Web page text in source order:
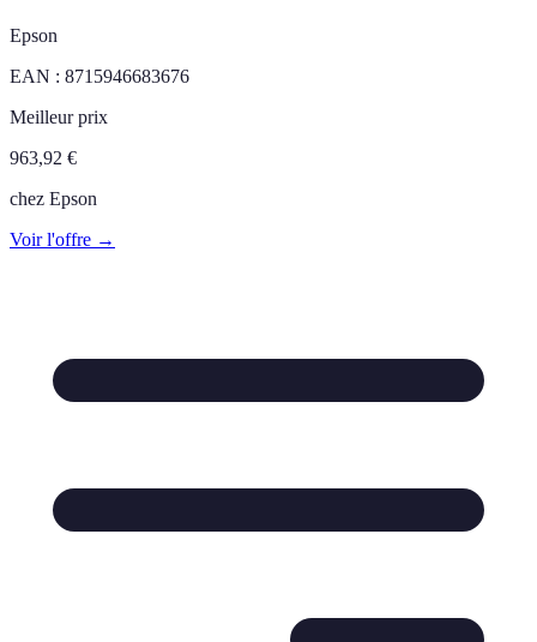
Epson
EAN : 8715946683676
Meilleur prix
963,92 €
chez Epson
Voir l'offre →